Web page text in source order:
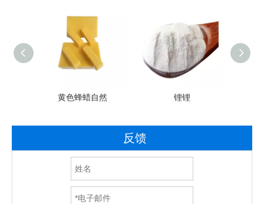
黄色蜂蜡自然 锂锂
反馈